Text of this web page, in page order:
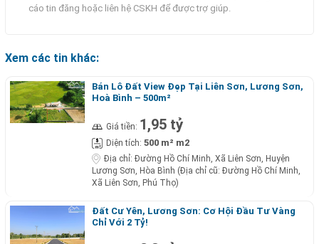
cáo tin đăng hoặc liên hệ CSKH để được trợ giúp.
Xem các tin khác:
Bán Lô Đất View Đẹp Tại Liên Sơn, Lương Sơn,
Hoà Bình – 500m²
Giá tiền: 1,95 tỷ
Diện tích: 500 m² m2
Địa chỉ: Đường Hồ Chí Minh, Xã Liên Sơn, Huyện
Lương Sơn, Hòa Bình (Địa chỉ cũ: Đường Hồ Chí Minh,
Xã Liên Sơn, Phú Thọ)
Đất Cư Yên, Lương Sơn: Cơ Hội Đầu Tư Vàng
Chỉ Với 2 Tỷ!